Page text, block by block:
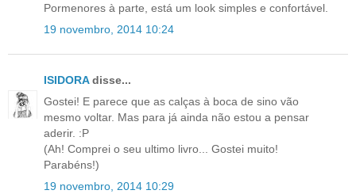
Pormenores à parte, está um look simples e confortável.
19 novembro, 2014 10:24
ISIDORAdisse...
Gostei! E parece que as calças à boca de sino vão
mesmo voltar. Mas para já ainda não estou a pensar
aderir. :P
(Ah! Comprei o seu ultimo livro... Gostei muito!
Parabéns!)
19 novembro, 2014 10:29